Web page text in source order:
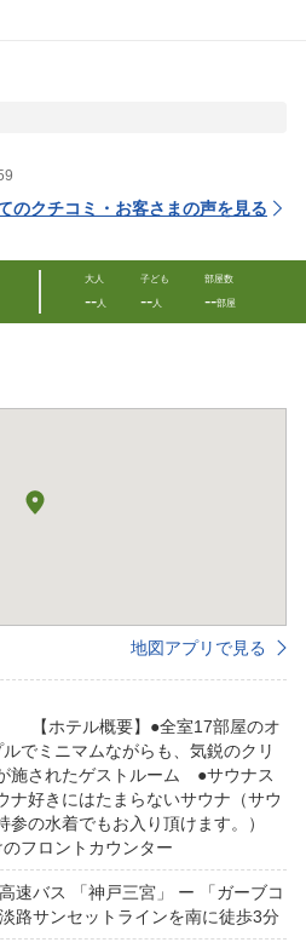
のクチコミ・お客さまの声を見る
大人
--人
子ども
--人
部屋数
--部屋
地図アプリで見る
【ホテル概要】●全室17部屋のオ
でミニマムながらも、気鋭のクリ
施されたゲストルーム ●サウナス
ナ好きにはたまらないサウナ（サウ
参の水着でもお入り頂けます。）
フロントカウンター
速バス 「神戸三宮」 ー 「ガーブコ
路サンセットラインを南に徒歩3分